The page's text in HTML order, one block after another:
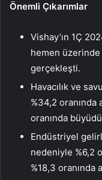
Önemli Çıkarımlar
Vishay’ın 1Ç
hemen
gerçekleşti.
Havacılık ve
%34,2
oranında
Endüstriyel
nedeniyle %6,2
%18,3 oranında